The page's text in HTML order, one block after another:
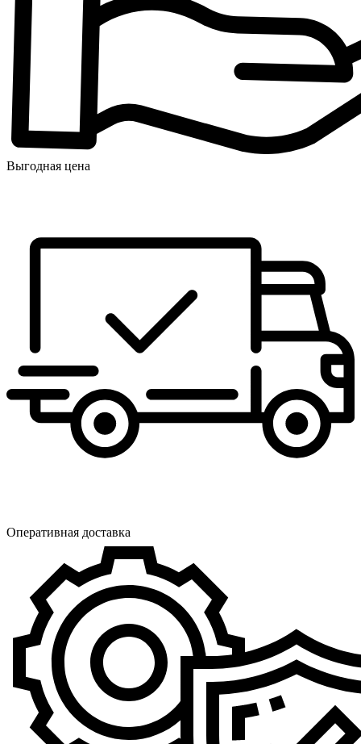
Выгодная цена
Оперативная доставка